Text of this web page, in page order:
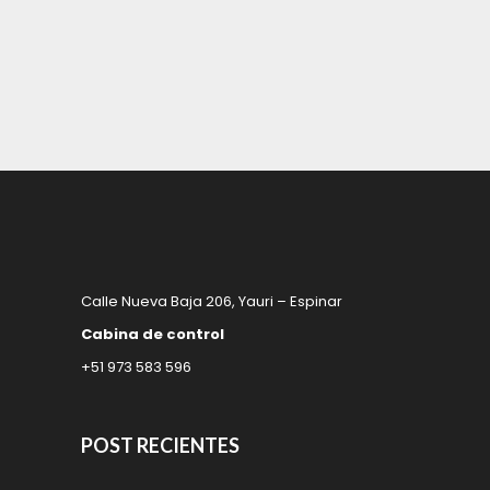
Calle Nueva Baja 206, Yauri – Espinar
Cabina de control
+51 973 583 596
POST RECIENTES